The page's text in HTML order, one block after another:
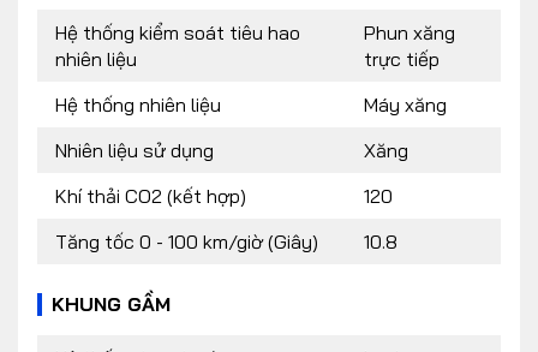
Hệ thống kiểm soát tiêu hao
nhiên liệu
Phun xăng
trực tiếp
Hệ thống nhiên liệu
Máy xăng
Nhiên liệu sử dụng
Xăng
Khí thải CO2 (kết hợp)
120
Tăng tốc 0 - 100 km/giờ (Giây)
10.8
KHUNG GẦM